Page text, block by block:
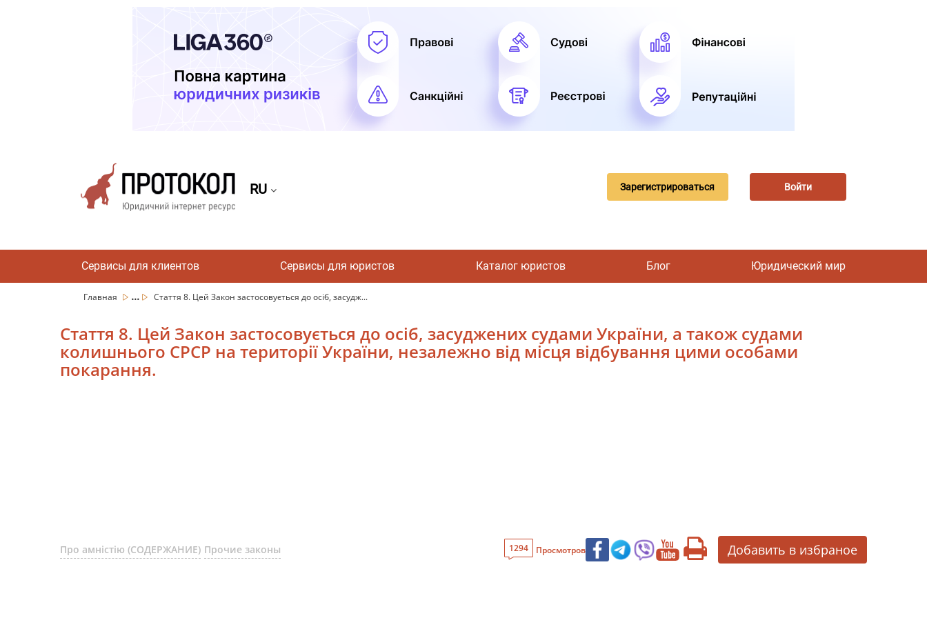
RU Зарегистрироваться Войти
Сервисы для клиентов Сервисы для юристов Каталог юристов Блог Юридический мир
Главная ... Стаття 8. Цей Закон застосовується до осіб, засудж...
Стаття 8. Цей Закон застосовується до осіб, засуджених судами України, а також судами
колишнього СРСР на території України, незалежно від місця відбування цими особами
покарання.
Про амністію (СОДЕРЖАНИЕ) Прочие законы 1294 Просмотров Добавить в избраное